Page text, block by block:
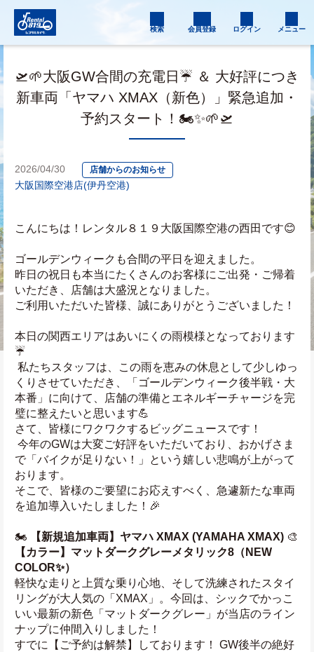
検索 会員登録 ログイン メニュー
🛫🌱大阪GW合間の充電日☔️ ＆ 大好評につき
新車両「ヤマハ XMAX（新色）」緊急追加・
予約スタート！🏍️✨🌱🛫
2026/04/30 店舗からのお知らせ
大阪国際空港店(伊丹空港)
こんにちは！レンタル８１９大阪国際空港の西田です😊
ゴールデンウィークも合間の平日を迎えました。
昨日の祝日も本当にたくさんのお客様にご出発・ご帰着
いただき、店舗は大盛況となりました。
ご利用いただいた皆様、誠にありがとうございました！
本日の関西エリアはあいにくの雨模様となっております
☔️
くりさせていただき、「ゴールデンウィーク後半戦・大
本番」に向けて、店舗の準備とエネルギーチャージを完
璧に整えたいと思います💪
さて、皆様にワクワクするビッグニュースです！
で「バイクが足りない！」という嬉しい悲鳴が上がって
おります。
そこで、皆様のご要望にお応えすべく、急遽新たな車両
を追加導入いたしました！🎉
🏍️ 【新規追加車両】ヤマハ XMAX (YAMAHA XMAX)
【カラー】マットダークグレーメタリック8（NEW
COLOR✨）
軽快な走りと上質な乗り心地、そして洗練されたスタイ
リングが大人気の「XMAX」。今回は、シックでかっこ
いい最新の新色「マットダークグレー」が当店のライン
ナップに仲間入りしました！
すでに【ご予約は解禁】しております！ GW後半の絶好